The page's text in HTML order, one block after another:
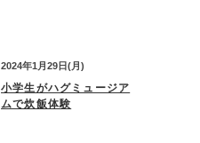
2024年1月29日(月)
小学生がハグミュージア
ムで炊飯体験